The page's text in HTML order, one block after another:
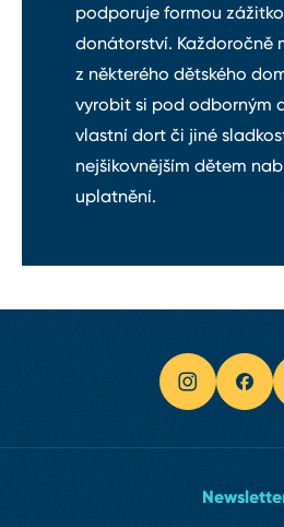
podporuje formou
donátorství. Každoročně
z některého dětského
vyrobit si pod odborným
vlastní dort či jiné
nejšikovnějším dětem
uplatnění.